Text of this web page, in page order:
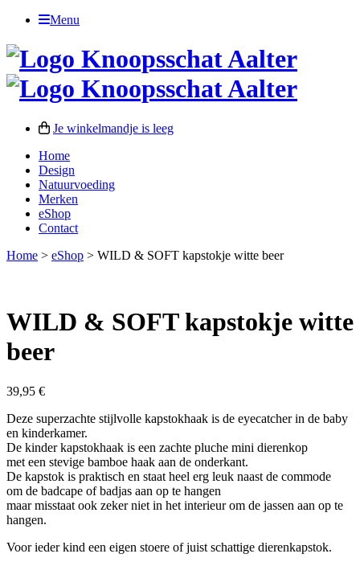
Menu
Je winkelmandje is leeg
Home
Design
Natuurvoeding
Merken
eShop
Contact
Home > eShop > WILD & SOFT kapstokje witte beer
WILD & SOFT kapstokje witte
beer
39,95 €
Deze superzachte stijlvolle kapstokhaak is de eyecatcher in de baby
en kinderkamer.
De kinder kapstokhaak is een zachte pluche mini dierenkop
met een stevige bamboe haak aan de onderkant.
De kapstok is praktisch en staat heel erg leuk naast de commode
om de badcape of badjas aan op te hangen
maar misstaat ook zeker niet in het interieur om de jassen aan op te
hangen.
Voor ieder kind een eigen stoere of juist schattige dierenkapstok.